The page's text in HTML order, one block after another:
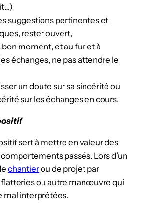
suggestions pertinentes et
rester ouvert,
moment, et au fur et à
échanges, ne pas attendre le
un doute sur sa sincérité ou
sur les échanges en cours.
sert à mettre en valeur des
passés. Lors d’un
chantierou de projet par
flatteries ou autre manœuvre qui
mal interprétées.